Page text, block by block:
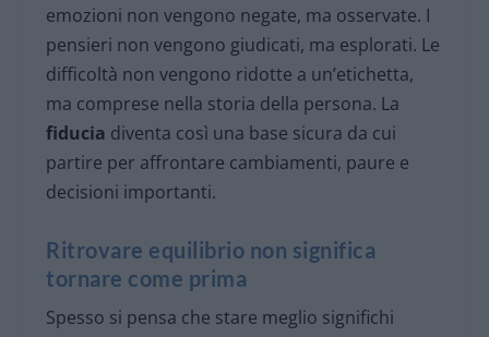
emozioni non vengono negate, ma osservate. I
pensieri non vengono giudicati, ma esplorati. Le
difficoltà non vengono ridotte a un’etichetta,
ma comprese nella storia della persona. La
fiducia diventa così una base sicura da cui
partire per affrontare cambiamenti, paure e
decisioni importanti.
Ritrovare equilibrio non significa
tornare come prima
Spesso si pensa che stare meglio significhi